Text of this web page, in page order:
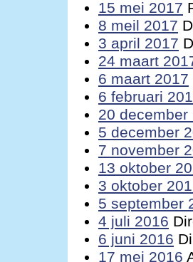
15 mei 2017
8 meil 2017
3 april 2017
24 maart
6 maart 2017
6 februari
20 december
5 december
7 november
13 oktober
3 oktober
5 september
4 juli 2016
6 juni 2016
17 mei 2016